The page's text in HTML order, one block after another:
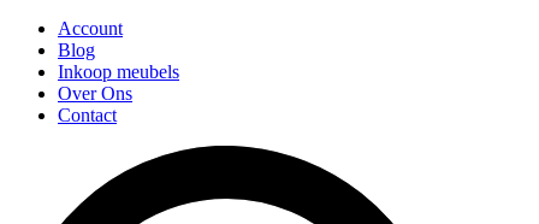
Account
Blog
Inkoop meubels
Over Ons
Contact